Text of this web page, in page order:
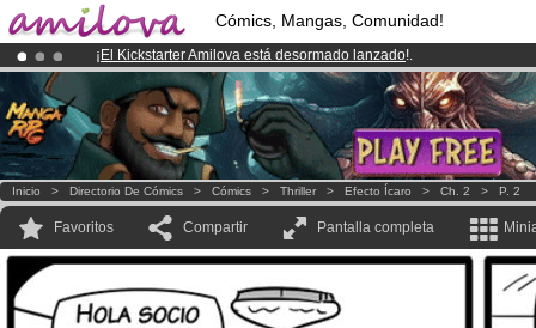
Cómics, Mangas, Comunidad!
¡ El Kickstarter Amilova está desormado lanzado!.
¡Ya tenemos 100000miembrosy 1000Cómics y Mangas!.
¡Conviertete en Premium por3.95 euros al mes!Hazte Premium ya
Inicio > Directorio De Cómics > Cómics > Thriller > Efecto Ícaro > Ch. 2 > P. 2
Favoritos Compartir Pantalla completa